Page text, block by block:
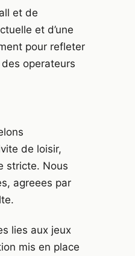
et de
et d’une
pour refleter
operateurs
de loisir,
stricte. Nous
agreees par
lies aux jeux
mis en place